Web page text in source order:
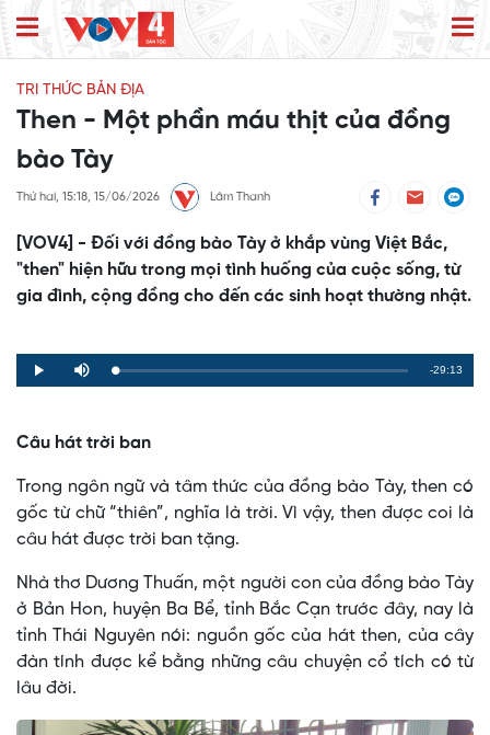
TRI THỨC BẢN ĐỊA
Then - Một phần máu thịt của đồng
bào Tày
Thứ hai, 15:18, 15/06/2026 Lâm Thanh
[VOV4] - Đối với đồng bào Tày ở khắp vùng Việt Bắc,
"then" hiện hữu trong mọi tình huống của cuộc sống, từ
gia đình, cộng đồng cho đến các sinh hoạt thường nhật.
Play Mute Loaded:
0%
Progress:
0%
Remaining
-29:13
Câu hát trời ban
Trong ngôn ngữ và tâm thức của đồng bào Tày, then có
gốc từ chữ “thiên”, nghĩa là trời. Vì vậy, then được coi là
câu hát được trời ban tặng.
Nhà thơ Dương Thuấn, một người con của đồng bào Tày
ở Bản Hon, huyện Ba Bể, tỉnh Bắc Cạn trước đây, nay là
tỉnh Thái Nguyên nói: nguồn gốc của hát then, của cây
đàn tính được kể bằng những câu chuyện cổ tích có từ
lâu đời.